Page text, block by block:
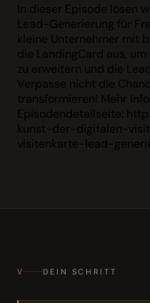
In dieser Episode lösen
Lead-Generierung für
kleine Unternehmer mit
die LandingCard aus,
zu erweitern und die
Verpasse nicht die
transformieren! Mehr
Episodendetailseite:
kunst-der-digitalen-
visitenkarte-lead-
V DEIN SCHRITT